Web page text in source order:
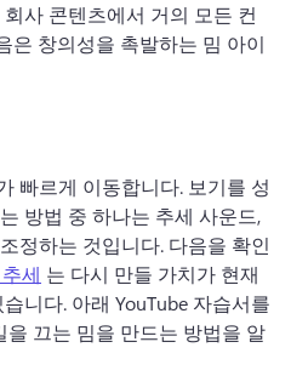
사 콘텐츠에서 거의 모든 컨
은 창의성을 촉발하는 밈 아이
빠르게 이동합니다. 보기를 성
방법 중 하나는 추세 사운드,
정하는 것입니다. 다음을 확인
세 는 다시 만들 가치가 현재
니다. 아래 YouTube 자습서를
을 끄는 밈을 만드는 방법을 알